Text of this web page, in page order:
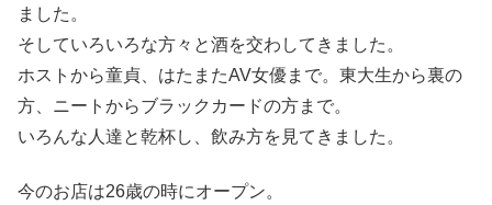
ました。
そしていろいろな方々と酒を交わしてきました。
ホストから童貞、はたまたAV女優まで。東大生から裏の
方、ニートからブラックカードの方まで。
いろんな人達と乾杯し、飲み方を見てきました。
今のお店は26歳の時にオープン。